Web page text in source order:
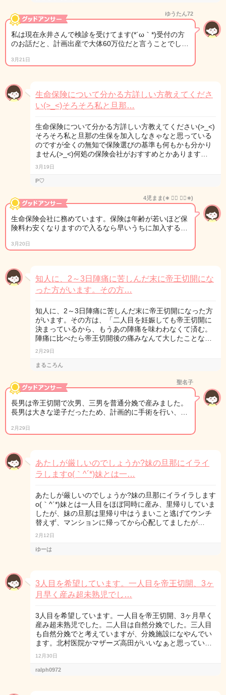
ゆうたん72
私は現在永井さんで検診を受けてます(*´ω｀*)受付の方
のお話だと、計画出産で大体60万位だと言うことでし…
3月21日
生命保険について分かる方詳しい方教えてくださ
い(>_<)そろそろ私と旦那…
生命保険について分かる方詳しい方教えてください(>_<)
そろそろ私と旦那の生保を加入しなきゃなと思っている
のですが全くの無知で保険選びの基準も何もかも分かり
ません(>_<)何処の保険会社がおすすめとかあります…
3月19日
P♡
4児まま(∗ ❛⃘ ❛⃘∗)
生命保険会社に務めています。保険は年齢が若いほど保
険料わ安くなりますので入るなら早いうちに加入する…
3月20日
知人に、2～3日陣痛に苦しんだ末に帝王切開にな
った方がいます。その方…
知人に、2～3日陣痛に苦しんだ末に帝王切開になった方
がいます。その方は、「二人目を妊娠しても帝王切開に
決まっているから、もうあの陣痛を味わわなくて済む。
陣痛に比べたら帝王切開後の痛みなんて大したことな…
2月29日
まるころん
聖名子
長男は帝王切開で次男、三男を普通分娩で産みました。
長男は大きな逆子だったため、計画的に手術を行い、…
2月29日
あたしが厳しいのでしょうか?妹の旦那にイライ
ラしますo(｀^´*)妹とは一…
あたしが厳しいのでしょうか?妹の旦那にイライラします
o(｀^´*)妹とは一人目をほぼ同時に産み、里帰りしていま
したが、妹の旦那は里帰り中はうまいこと逃げてウンチ
替えず、マンションに帰ってから心配してましたが…
2月12日
ゆーは
3人目を希望しています。一人目を帝王切開、3ヶ
月早く産み超未熟児でし…
3人目を希望しています。一人目を帝王切開、3ヶ月早く
産み超未熟児でした。二人目は自然分娩でした。三人目
も自然分娩でと考えていますが、分娩施設になやんでい
ます。北村医院かマザーズ高田がいいなぁと思ってい…
12月30日
ralph0972